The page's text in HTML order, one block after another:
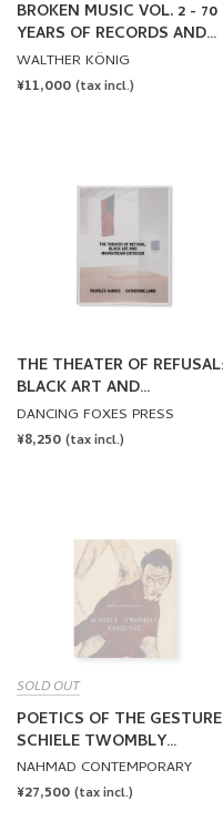
SOUND WORKS BY ARTISTS
WALTHER KÖNIG
REGULAR
PRICE
¥11,000
MAINSTREAM CRITICISM
DANCING FOXES PRESS
REGULAR
PRICE
¥8,250(tax incl.)
SOLD OUT
POETICS OF THE GESTURE:
SCHIELE TWOMBLY
BASQUIAT by Egon Schiele,
Cy Twombly, Jean-Michel
Basquiat
NAHMAD CONTEMPORARY
REGULAR
PRICE
¥27,500(tax incl.)